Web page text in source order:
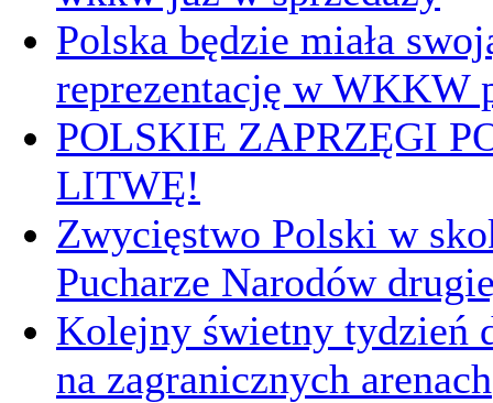
Polska będzie miała
reprezentację w WKKW
POLSKIE ZAPRZĘGI
LITWĘ!
Zwycięstwo Polski w
Pucharze Narodów
Kolejny świetny tydzień
na zagranicznych arenach